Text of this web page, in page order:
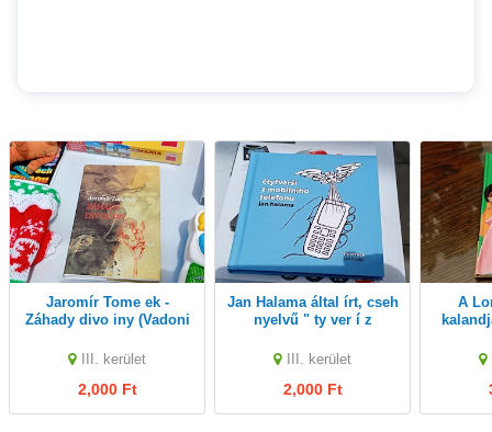
Jaromír Tome ek -
Záhady divo iny (Vadoni
egy 1996-os kiadás a
III. kerület
2,000 Ft
Jan Halama által írt, cseh
nyelvű " ty ver í z
című kötet 2000ft óbuda
III. kerület
2,000 Ft
A Lombházi ikrek